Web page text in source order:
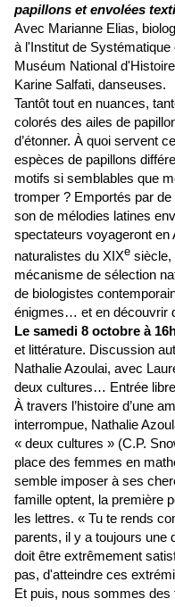
papillons et envolées
Avec Marianne Elias,
à l'Institut de
Muséum National
Karine Salfati, danseuses.
Tantôt tout en nuances,
colorés des ailes de
d’étonner. À quoi servent
espèces de papillons
motifs si semblables que
tromper ? Emportés par
son de mélodies latines
spectateurs voyageront
naturalistes du XIXe siècle,
mécanisme de sélection
de biologistes
énigmes… et en découvrir
Le samedi 8 octobre à
et littérature. Discussion
Nathalie Azoulai, avec
deux cultures… Entrée libre
À travers l’histoire d’une
interrompue, Nathalie
« deux cultures » (C.P.
place des femmes en
semble imposer à ses
famille optent, la première
les lettres. « Tu te rends
parents, il y a toujours une
doit être extrêmement
pas, d'atteindre ces
Et puis, nous sommes